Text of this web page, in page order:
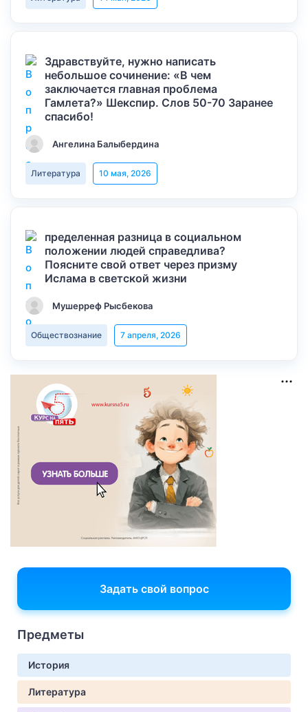
Здравствуйте, нужно написать
небольшое сочинение: «В чем
заключается главная проблема
Гамлета?» Шекспир. Слов 50-70 Заранее
спасибо!
Ангелина Балыбердина
Литература 10 мая, 2026
пределенная разница в социальном
положении людей справедлива?
Поясните свой ответ через призму
Ислама в светской жизни
Мушерреф Рысбекова
Обществознание 7 апреля, 2026
Задать свой вопрос
Предметы
История
Литература